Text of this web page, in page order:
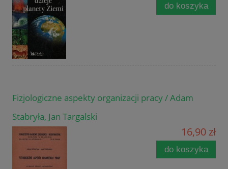
do koszyka
Fizjologiczne aspekty organizacji pracy / Adam
Stabryła, Jan Targalski
16,90 zł
do koszyka